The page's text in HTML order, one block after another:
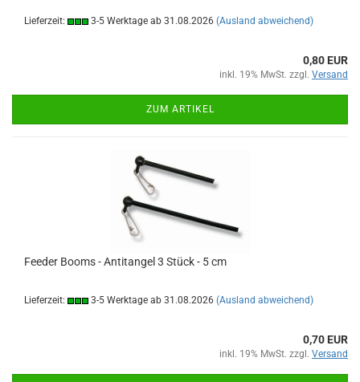
Lieferzeit: 3-5 Werktage ab 31.08.2026 (Ausland abweichend)
0,80 EUR
inkl. 19% MwSt. zzgl. Versand
ZUM ARTIKEL
Feeder Booms - Antitangel 3 Stück - 5 cm
Lieferzeit: 3-5 Werktage ab 31.08.2026 (Ausland abweichend)
0,70 EUR
inkl. 19% MwSt. zzgl. Versand